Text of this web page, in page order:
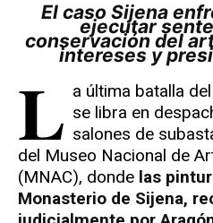
El caso Sijena enfrenta el deber de
ejecutar
conservación del
intereses y
L a última batalla
se libra en
salones de
del Museo Nacional de
(MNAC), donde las
Monasterio de Sijena,